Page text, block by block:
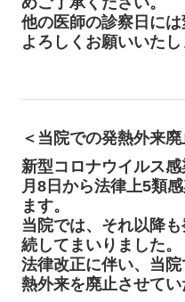
他の医師の診察日には
よろしくお願いいたし
＜当院での発熱外来
新型コロナウイルス
月8日から法律上5類
ます。
当院では、それ以降
続してまいりました。
法律改正に伴い、当
熱外来を廃止させてい